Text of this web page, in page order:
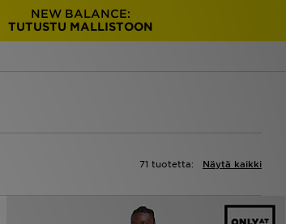
NEW BALANCE:
TUTUSTU MALLISTOON
Näytä kaikki
71 tuotetta: